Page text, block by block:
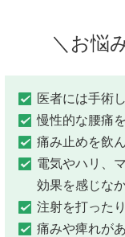
＼お悩
医者には手術
慢性的な腰痛
痛み止めを飲
電気やハリ、
効果を感じな
注射を打った
痛みや痺れが